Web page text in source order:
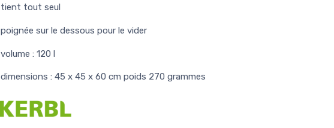
tient tout seul
poignée sur le dessous pour le vider
volume : 120 l
dimensions : 45 x 45 x 60 cm poids 270 grammes